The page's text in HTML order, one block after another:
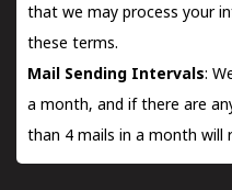
that we may process your
these terms.
Mail Sending Intervals:
a month, and if there are
than 4 mails in a month will